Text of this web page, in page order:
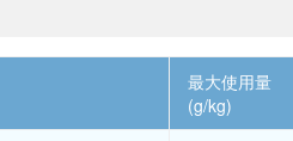
最大使用量
(g/kg)